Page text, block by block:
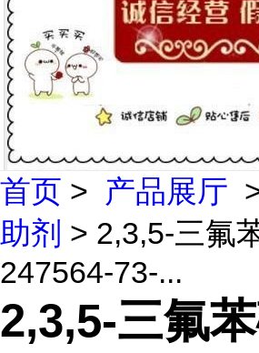
首页 > 产品展厅
助剂 > 2,3,5-三氟
247564-73-...
2,3,5-三氟苯